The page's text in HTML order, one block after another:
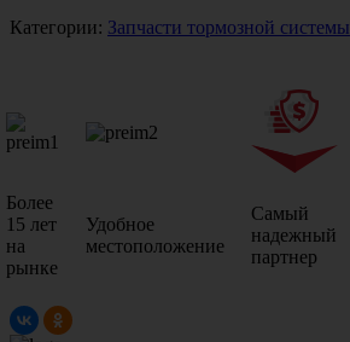
Категории: Запчасти тормозной системы
Более
15 лет
на
рынке
Удобное
местоположение
Самый
надежный
партнер